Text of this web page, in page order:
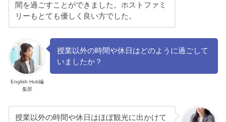
間を過ごすことができました。ホストファミ
リーもとても優しく良い方でした。
English Hub編
集部
授業以外の時間や休日はどのように過ごして
いましたか？
授業以外の時間や休日はほぼ観光に出かけて